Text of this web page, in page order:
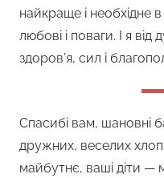
найкраще і необхідне
любові і поваги. І я
здоров’я, сил і
Спасибі вам, шановні
дружних, веселих
майбутнє, ваші діти —